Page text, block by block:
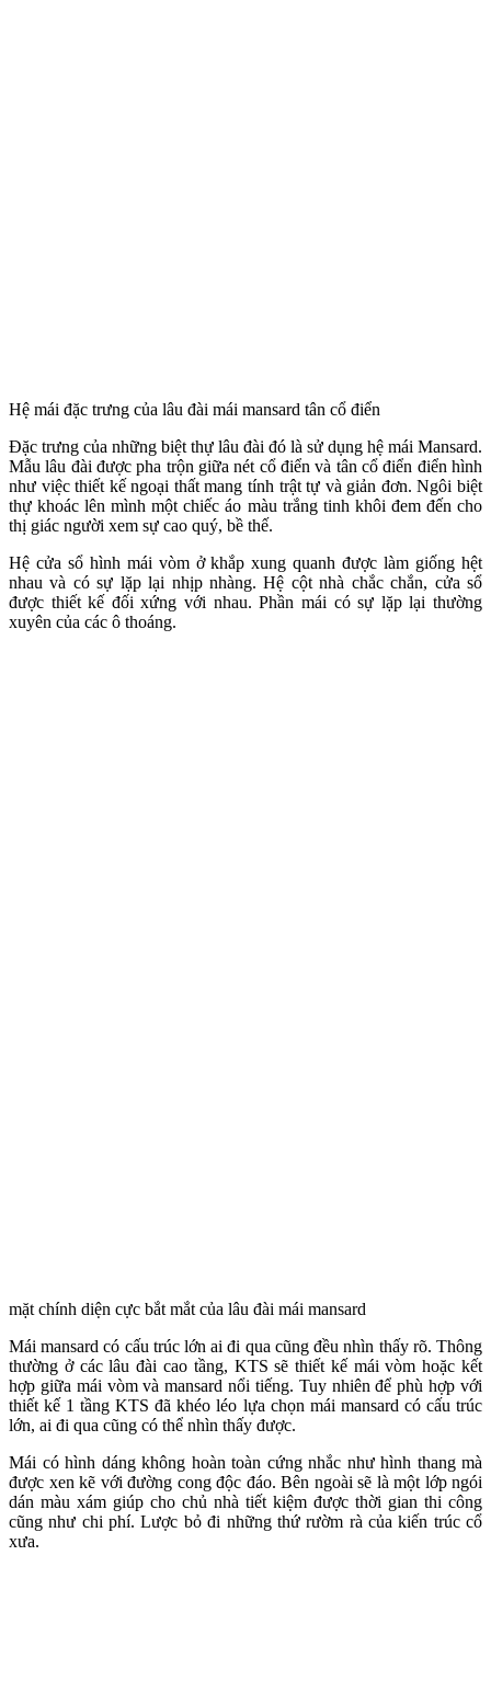
Hệ mái đặc trưng của lâu đài mái mansard tân cổ điển
Đặc trưng của những biệt thự lâu đài đó là sử dụng hệ mái Mansard.
Mẫu lâu đài được pha trộn giữa nét cổ điển và tân cổ điển điển hình
như việc thiết kế ngoại thất mang tính trật tự và giản đơn. Ngôi biệt
thự khoác lên mình một chiếc áo màu trắng tinh khôi đem đến cho
thị giác người xem sự cao quý, bề thế.
Hệ cửa sổ hình mái vòm ở khắp xung quanh được làm giống hệt
nhau và có sự lặp lại nhịp nhàng. Hệ cột nhà chắc chắn, cửa sổ
được thiết kế đối xứng với nhau. Phần mái có sự lặp lại thường
xuyên của các ô thoáng.
mặt chính diện cực bắt mắt của lâu đài mái mansard
Mái mansard có cấu trúc lớn ai đi qua cũng đều nhìn thấy rõ. Thông
thường ở các lâu đài cao tầng, KTS sẽ thiết kế mái vòm hoặc kết
hợp giữa mái vòm và mansard nổi tiếng. Tuy nhiên để phù hợp với
thiết kế 1 tầng KTS đã khéo léo lựa chọn mái mansard có cấu trúc
lớn, ai đi qua cũng có thể nhìn thấy được.
Mái có hình dáng không hoàn toàn cứng nhắc như hình thang mà
được xen kẽ với đường cong độc đáo. Bên ngoài sẽ là một lớp ngói
dán màu xám giúp cho chủ nhà tiết kiệm được thời gian thi công
cũng như chi phí. Lược bỏ đi những thứ rườm rà của kiến trúc cổ
xưa.